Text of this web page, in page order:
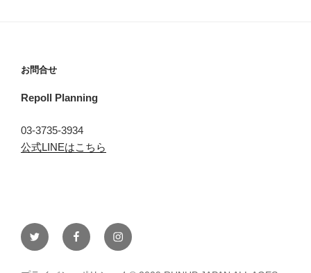
お問合せ
Repoll Planning
03-3735-3934
公式LINEはこちら
Twitter Facebookinstagram